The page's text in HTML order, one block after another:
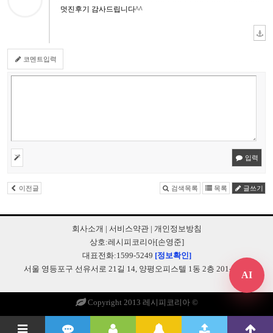
멋진후기 감사드립니다^^
코멘트입력
입력
이전글 검색목록 목록 글쓰기
회사소개 | 서비스약관| 개인정보방침
상호:레시피코리아[손영준]
대표전화:1599-5249 [정보확인]
서울 영등포구 선유서로 21길 14, 양평오피스텔 1동 2층 201-B248
Copyright 2013 레시피코리아 ©
AI